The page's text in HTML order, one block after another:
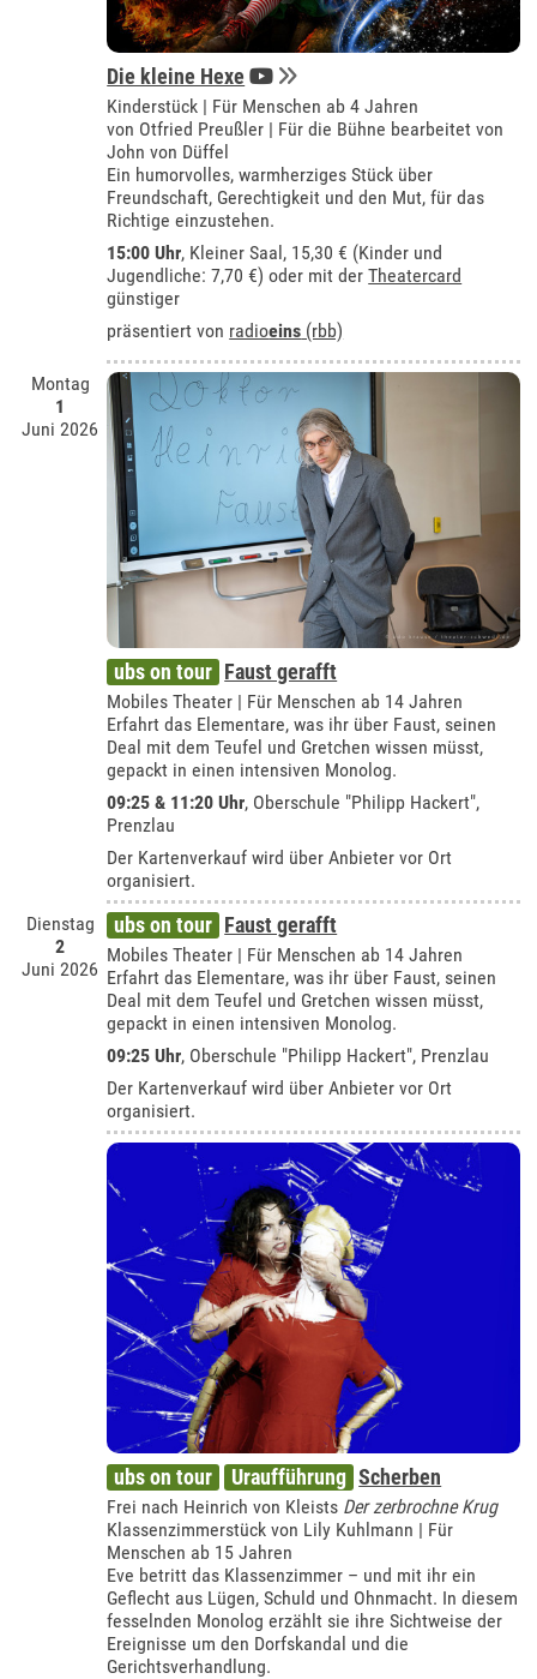
Die kleine Hexe
Kinderstück | Für Menschen ab 4 Jahren
von Otfried Preußler | Für die Bühne bearbeitet von
John von Düffel
Ein humorvolles, warmherziges Stück über
Freundschaft, Gerechtigkeit und den Mut, für das
Richtige einzustehen.
15:00 Uhr, Kleiner Saal, 15,30 € (Kinder und
Jugendliche: 7,70 €) oder mit derTheatercard
günstiger
präsentiert von radioeins (rbb)
Montag
1
Juni 2026
ubs on tour Faust gerafft
Mobiles Theater | Für Menschen ab 14 Jahren
Erfahrt das Elementare, was ihr über Faust, seinen
Deal mit dem Teufel und Gretchen wissen müsst,
gepackt in einen intensiven Monolog.
09:25 & 11:20 Uhr, Oberschule "Philipp Hackert",
Prenzlau
Der Kartenverkauf wird über Anbieter vor Ort
organisiert.
Dienstag
2
Juni 2026
ubs on tour Faust gerafft
Mobiles Theater | Für Menschen ab 14 Jahren
Erfahrt das Elementare, was ihr über Faust, seinen
Deal mit dem Teufel und Gretchen wissen müsst,
gepackt in einen intensiven Monolog.
09:25 Uhr, Oberschule "Philipp Hackert", Prenzlau
Der Kartenverkauf wird über Anbieter vor Ort
organisiert.
ubs on tour Uraufführung Scherben
Frei nach Heinrich von Kleists Der zerbrochne Krug
Klassenzimmerstück von Lily Kuhlmann | Für
Menschen ab 15 Jahren
Eve betritt das Klassenzimmer – und mit ihr ein
Geflecht aus Lügen, Schuld und Ohnmacht. In diesem
fesselnden Monolog erzählt sie ihre Sichtweise der
Ereignisse um den Dorfskandal und die
Gerichtsverhandlung.